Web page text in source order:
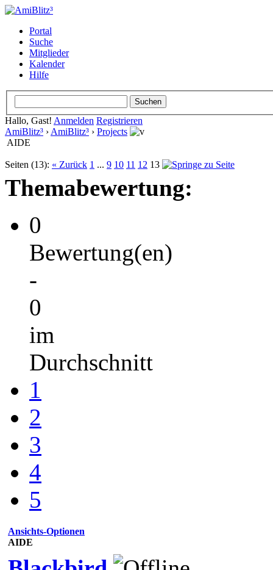
Portal
Suche
Mitglieder
Kalender
Hilfe
Hallo, Gast! Anmelden Registrieren
AmiBlitz³ › AmiBlitz³ › Projects
AIDE
Seiten (13): « Zurück 1 ... 9 10 11 12 13
Themabewertung:
0
Bewertung(en)
-
0
im
Durchschnitt
1
2
3
4
5
Ansichts-Optionen
AIDE